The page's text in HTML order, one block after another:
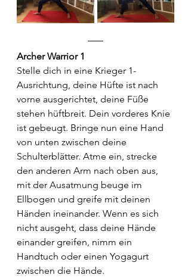
Archer Warrior 1
Stelle dich in eine Krieger 1-
Ausrichtung, deine Hüfte ist nach
vorne ausgerichtet, deine Füße
stehen hüftbreit. Dein vorderes Knie
ist gebeugt. Bringe nun eine Hand
von unten zwischen deine
Schulterblätter. Atme ein, strecke
den anderen Arm nach oben aus,
mit der Ausatmung beuge im
Ellbogen und greife mit deinen
Händen ineinander. Wenn es sich
nicht ausgeht, dass deine Hände
einander greifen, nimm ein
Handtuch oder einen Yogagurt
zwischen die Hände.